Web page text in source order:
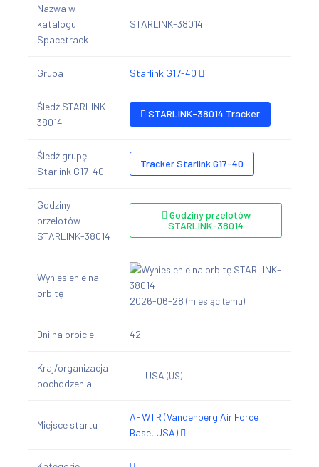
Nazwa w
katalogu
Spacetrack
STARLINK-38014
Grupa Starlink G17-40
Śledź STARLINK-
38014
STARLINK-38014 Tracker
Śledź grupę
Starlink G17-40
Tracker Starlink G17-40
Godziny
przelotów
STARLINK-38014
Godziny przelotów
STARLINK-38014
Wyniesienie na
orbitę
2026-06-28 (miesiąc temu)
Dni na orbicie 42
Kraj/organizacja
pochodzenia
USA (US)
Miejsce startu
AFWTR (Vandenberg Air Force
Base, USA)